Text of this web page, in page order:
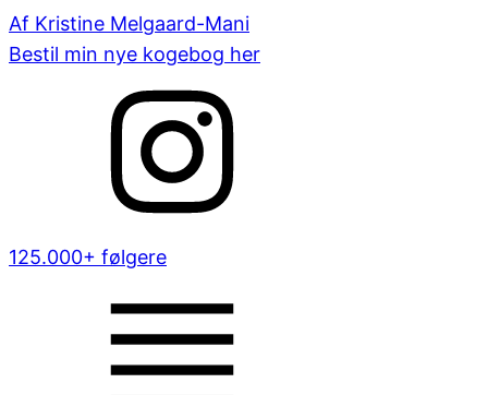
Af Kristine Melgaard-Mani
Bestil min nye kogebog her
125.000+ følgere